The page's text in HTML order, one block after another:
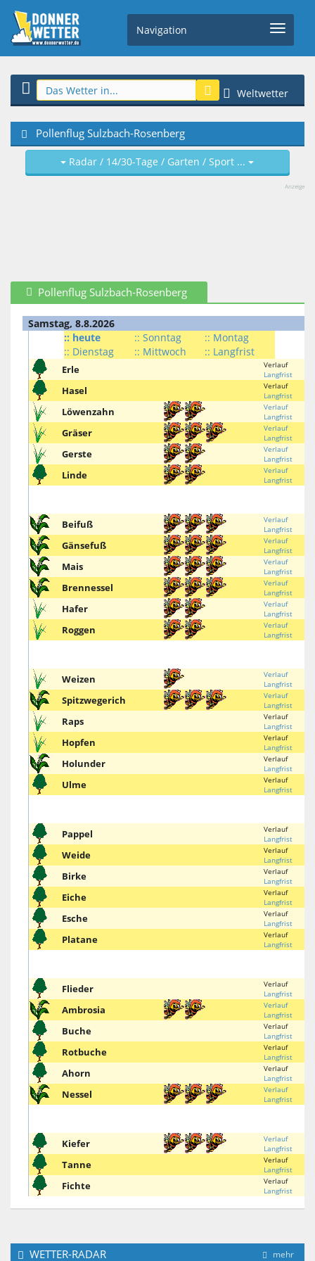
Navigation
Weltwetter
Pollenflug Sulzbach-Rosenberg
Radar / 14/30-Tage / Garten / Sport ...
Anzeige
Pollenflug Sulzbach-Rosenberg
Samstag, 8.8.2026
:: heute
:: Sonntag
:: Montag
:: Dienstag
:: Mittwoch :: Langfrist
Erle
Verlauf
Langfrist
Hasel
Verlauf
Langfrist
Löwenzahn
Verlauf
Langfrist
Gräser
Verlauf
Langfrist
Gerste
Verlauf
Langfrist
Linde
Verlauf
Langfrist
Beifuß
Verlauf
Langfrist
Gänsefuß
Verlauf
Langfrist
Mais
Verlauf
Langfrist
Brennessel
Verlauf
Langfrist
Hafer
Verlauf
Langfrist
Roggen
Verlauf
Langfrist
Weizen
Verlauf
Langfrist
Spitzwegerich
Verlauf
Langfrist
Raps
Verlauf
Langfrist
Hopfen
Verlauf
Langfrist
Holunder
Verlauf
Langfrist
Ulme
Verlauf
Langfrist
Pappel
Verlauf
Langfrist
Weide
Verlauf
Langfrist
Birke
Verlauf
Langfrist
Eiche
Verlauf
Langfrist
Esche
Verlauf
Langfrist
Platane
Verlauf
Langfrist
Flieder
Verlauf
Langfrist
Ambrosia
Verlauf
Langfrist
Buche
Verlauf
Langfrist
Rotbuche
Verlauf
Langfrist
Ahorn
Verlauf
Langfrist
Nessel
Verlauf
Langfrist
Kiefer
Verlauf
Langfrist
Tanne
Verlauf
Langfrist
Fichte
Verlauf
Langfrist
mehr
WETTER-RADAR